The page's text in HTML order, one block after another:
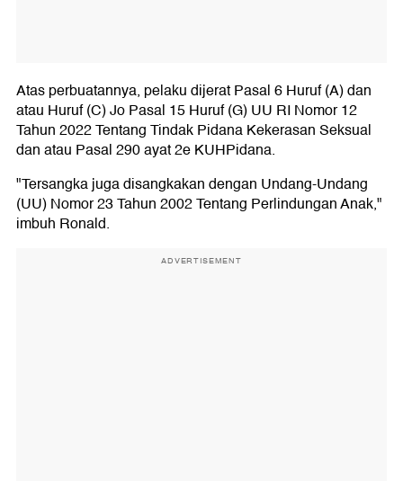
Atas perbuatannya, pelaku dijerat Pasal 6 Huruf (A) dan
atau Huruf (C) Jo Pasal 15 Huruf (G) UU RI Nomor 12
Tahun 2022 Tentang Tindak Pidana Kekerasan Seksual
dan atau Pasal 290 ayat 2e KUHPidana.
"Tersangka juga disangkakan dengan Undang-Undang
(UU) Nomor 23 Tahun 2002 Tentang Perlindungan Anak,"
imbuh Ronald.
ADVERTISEMENT